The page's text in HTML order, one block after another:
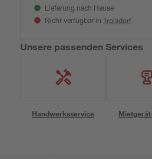
Lieferung nach Hause
Nicht verfügbar in Troisdorf
Unsere passenden Services
Handwerksservice